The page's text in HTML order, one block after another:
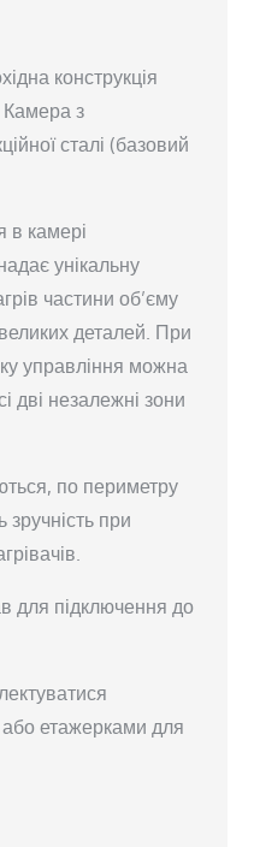
конструкція
Камера з
сталі (базовий
в камері
унікальну
частини об’єму
деталей. При
управління можна
дві незалежні зони
по периметру
зручність при
для підключення до
етажерками для